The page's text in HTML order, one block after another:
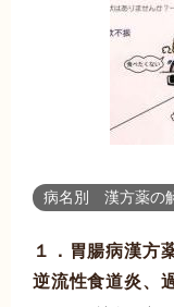
病名別 漢方薬の
１．胃腸病漢方
逆流性食道炎、